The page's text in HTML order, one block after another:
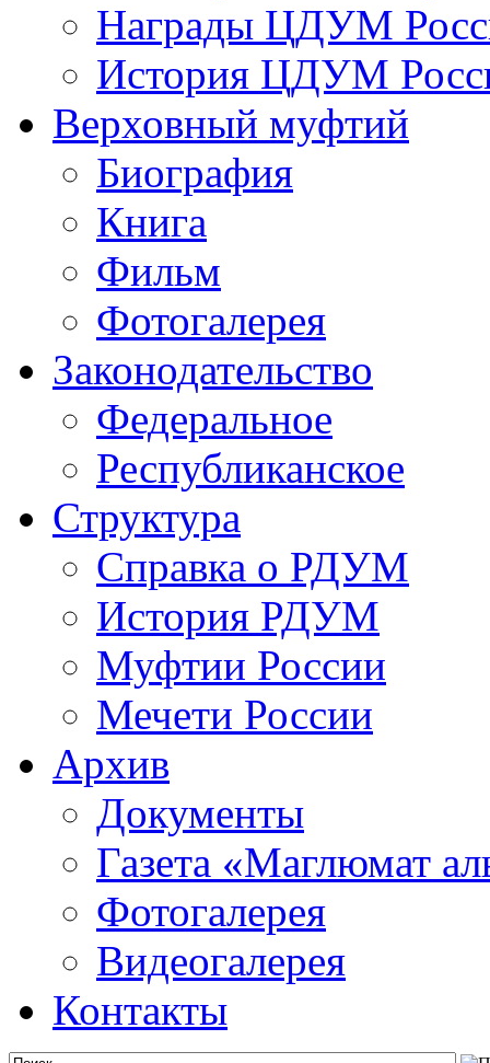
Награды ЦДУМ
История ЦДУМ
Верховный муфтий
Биография
Книга
Фильм
Фотогалерея
Законодательство
Федеральное
Республиканское
Структура
Справка о РДУМ
История РДУМ
Муфтии России
Мечети России
Архив
Документы
Газета «Маглюмат
Фотогалерея
Видеогалерея
Контакты